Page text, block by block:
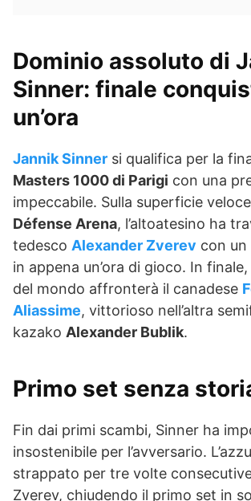
Dominio assoluto di
Sinner: finale
un’ora
Jannik Sinner si qualifica per la
Masters 1000 di Parigi con una
impeccabile. Sulla superficie
Défense Arena, l’altoatesino ha
tedesco Alexander Zverev con
in appena un’ora di gioco. In
del mondo affronterà il canadese
Aliassime, vittorioso nell’altra
kazako Alexander Bublik.
Primo set senza
Fin dai primi scambi, Sinner ha
insostenibile per l’avversario.
strappato per tre volte
Zverev, chiudendo il primo set in